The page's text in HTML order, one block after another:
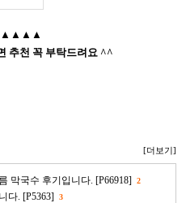
추천 꼭 부탁드려요 ^^
[더보기]
막국수 후기입니다. [P66918] 2
다. [P5363] 3